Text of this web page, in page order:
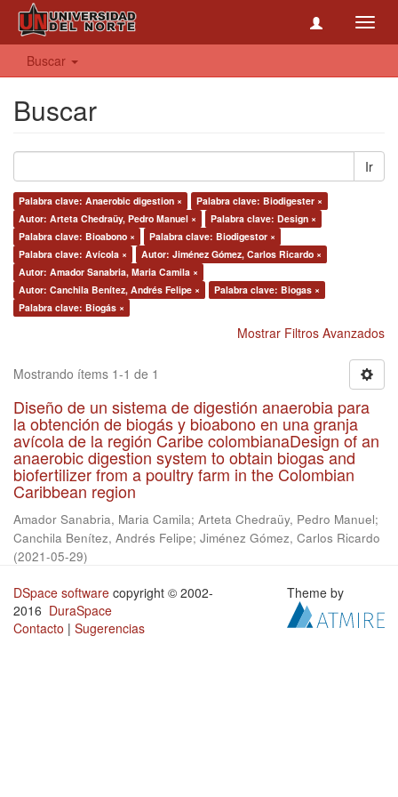
Buscar
Buscar
Ir
Palabra clave: Anaerobic digestion ×
Palabra clave: Biodigester ×
Autor: Arteta Chedraüy, Pedro Manuel ×
Palabra clave: Design ×
Palabra clave: Bioabono ×
Palabra clave: Biodigestor ×
Palabra clave: Avícola ×
Autor: Jiménez Gómez, Carlos Ricardo ×
Autor: Amador Sanabria, Maria Camila ×
Autor: Canchila Benítez, Andrés Felipe ×
Palabra clave: Biogas ×
Palabra clave: Biogás ×
Mostrar Filtros Avanzados
Mostrando ítems 1-1 de 1
Diseño de un sistema de digestión anaerobia para
la obtención de biogás y bioabono en una granja
avícola de la región Caribe colombianaDesign of an
anaerobic digestion system to obtain biogas and
biofertilizer from a poultry farm in the Colombian
Caribbean region
Amador Sanabria, Maria Camila; Arteta Chedraüy, Pedro Manuel;
Canchila Benítez, Andrés Felipe; Jiménez Gómez, Carlos Ricardo
(2021-05-29)
DSpace software copyright © 2002-
2016 DuraSpace
Contacto | Sugerencias
Theme by